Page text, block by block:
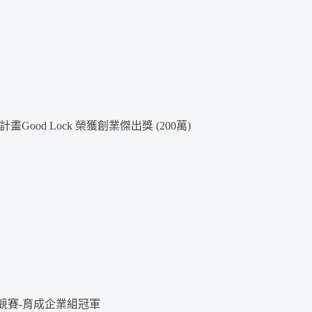
畫Good Lock 榮獲創業傑出獎 (200萬)
賽-育成企業組冠軍